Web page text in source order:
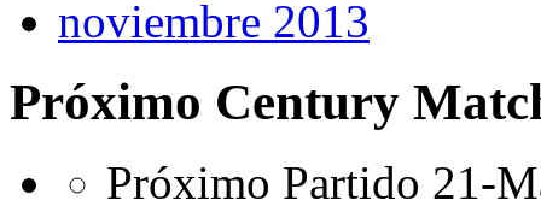
noviembre 2013
Próximo Century
Próximo Partido 21-